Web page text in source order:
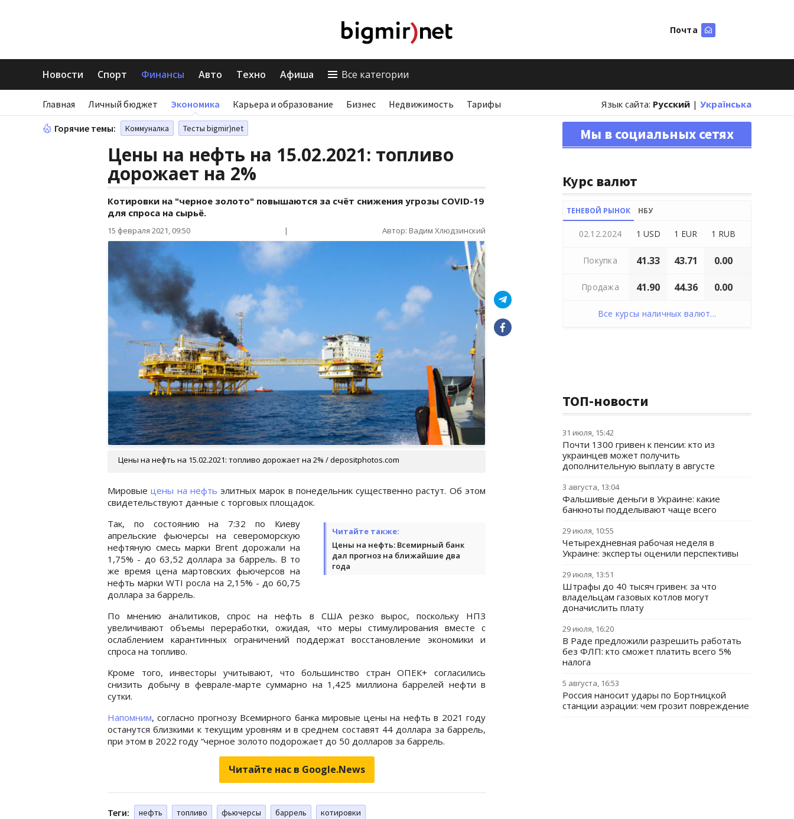
Почта
Новости Спорт Финансы Авто Техно Афиша Все категории
Главная Личный бюджет Экономика Карьера и образование Бизнес Недвижимость Тарифы Язык сайта: Русский | Українська
Горячие темы: Коммуналка Тесты bigmir)net
Цены на нефть на 15.02.2021: топливо
дорожает на 2%
Котировки на "черное золото" повышаются за счёт снижения угрозы COVID-19
для спроса на сырьё.
15 февраля 2021, 09:50 | Автор: Вадим Хлюдзинский
Цены на нефть на 15.02.2021: топливо дорожает на 2% / depositphotos.com
Мировыецены на нефть элитных марок в понедельник существенно растут. Об этом
свидетельствуют данные с торговых площадок.
Читайте также:
Цены на нефть: Всемирный банк
дал прогноз на ближайшие два
года
Так, по состоянию на 7:32 по Киеву
апрельские фьючерсы на североморскую
нефтяную смесь марки Brent дорожали на
1,75% - до 63,52 доллара за баррель. В то
же время цена мартовских фьючерсов на
нефть марки WTI росла на 2,15% - до 60,75
доллара за баррель.
По мнению аналитиков, спрос на нефть в США резко вырос, поскольку НПЗ
увеличивают объемы переработки, ожидая, что меры стимулирования вместе с
ослаблением карантинных ограничений поддержат восстановление экономики и
спроса на топливо.
Кроме того, инвесторы учитывают, что большинство стран ОПЕК+ согласились
снизить добычу в феврале-марте суммарно на 1,425 миллиона баррелей нефти в
сутки.
Напомним, согласно прогнозу Всемирного банка мировые цены на нефть в 2021 году
останутся близкими к текущим уровням и в среднем составят 44 доллара за баррель,
при этом в 2022 году “черное золото подорожает до 50 долларов за баррель.
Читайте нас в Google.News
Теги: нефть топливо фьючерсы баррель котировки
Мы в социальных сетях
Курс валют
ТЕНЕВОЙ РЫНОК НБУ
02.12.2024 1 USD 1 EUR 1 RUB
Покупка 41.33 43.71 0.00
Продажа 41.90 44.36 0.00
Все курсы наличных валют...
ТОП-новости
31 июля, 15:42
Почти 1300 гривен к пенсии: кто из
украинцев может получить
дополнительную выплату в августе
3 августа, 13:04
Фальшивые деньги в Украине: какие
банкноты подделывают чаще всего
29 июля, 10:55
Четырехдневная рабочая неделя в
Украине: эксперты оценили перспективы
29 июля, 13:51
Штрафы до 40 тысяч гривен: за что
владельцам газовых котлов могут
доначислить плату
29 июля, 16:20
В Раде предложили разрешить работать
без ФЛП: кто сможет платить всего 5%
налога
5 августа, 16:53
Россия наносит удары по Бортницкой
станции аэрации: чем грозит повреждение